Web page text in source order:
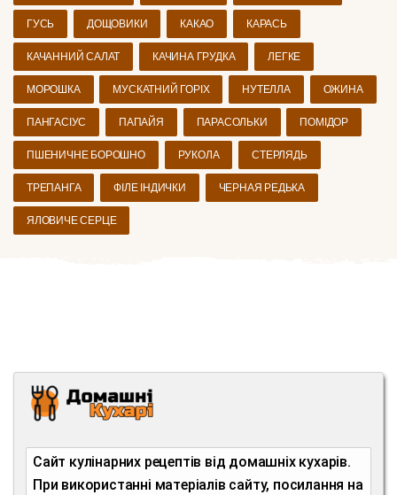
ГУСЬ ДОЩОВИКИ КАКАО КАРАСЬ
КАЧАННИЙ САЛАТ КАЧИНА ГРУДКА ЛЕГКЕ
МОРОШКА МУСКАТНИЙ ГОРІХ НУТЕЛЛА ОЖИНА
ПАНГАСІУС ПАПАЙЯ ПАРАСОЛЬКИ ПОМІДОР
ПШЕНИЧНЕ БОРОШНО РУКОЛА СТЕРЛЯДЬ
ТРЕПАНГА ФІЛЕ ІНДИЧКИ ЧЕРНАЯ РЕДЬКА
ЯЛОВИЧЕ СЕРЦЕ
Сайт кулінарних рецептів від домашніх кухарів.
При використанні матеріалів сайту, посилання на